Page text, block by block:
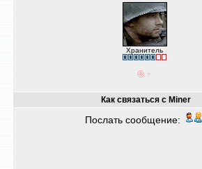
Хранитель
Как связаться с Miner
Послать сообщение: